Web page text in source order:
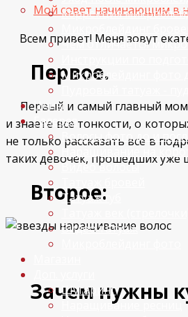
Коррекция
Чем отличается
Микроблейдинг фото
Цены
Галерея
Волосы фото до и
Наращивание на
Видео волосы
Татуаж губ
Видео татуаж
Шугаринг
Наращивание ресниц
Мой совет начинающим в
Всем привет! Меня зовут
Первое.
Первый и самый главный
и знаете все тонкости, о
не только рассказать все в
таких девочек, прошедших уже
Второе:
Зачем нужны